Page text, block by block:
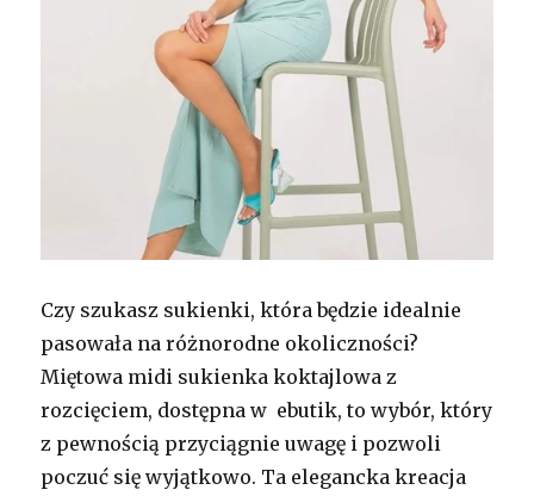
Czy szukasz sukienki, która będzie idealnie
pasowała na różnorodne okoliczności?
Miętowa midi sukienka koktajlowa z
rozcięciem, dostępna w ebutik, to wybór, który
z pewnością przyciągnie uwagę i pozwoli
poczuć się wyjątkowo. Ta elegancka kreacja